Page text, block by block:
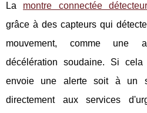
La montre connectée
grâce à des capteurs qui
mouvement, comme une
décélération soudaine. Si
envoie une alerte soit à un
directement aux services